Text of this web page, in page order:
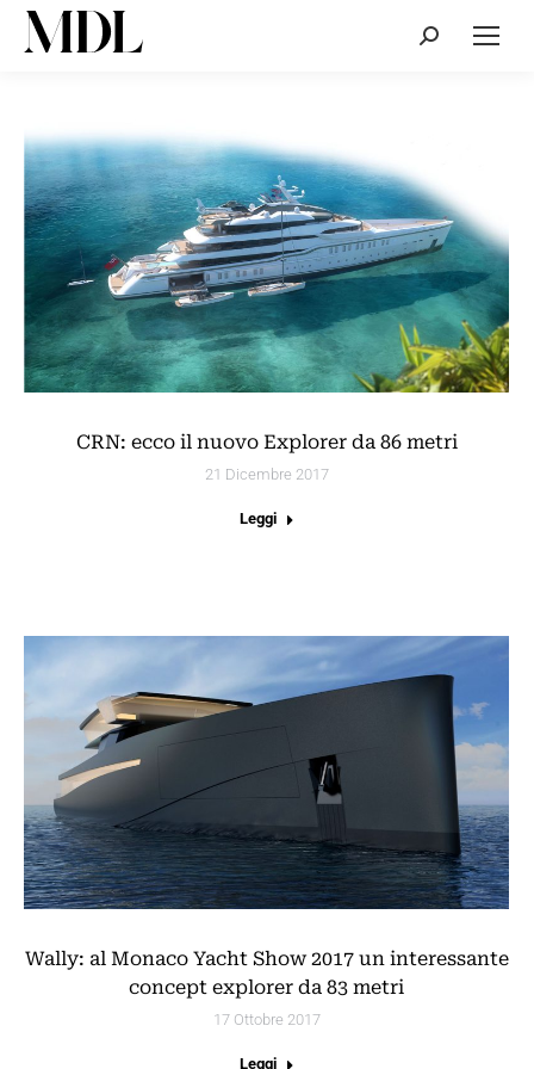
Cerca:
CRN: ecco il nuovo Explorer da 86 metri
21 Dicembre 2017
Leggi
Wally: al Monaco Yacht Show 2017 un interessante
concept explorer da 83 metri
17 Ottobre 2017
Leggi